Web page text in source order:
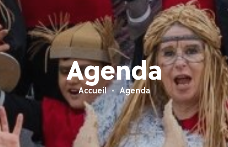
Agenda
Accueil Agenda